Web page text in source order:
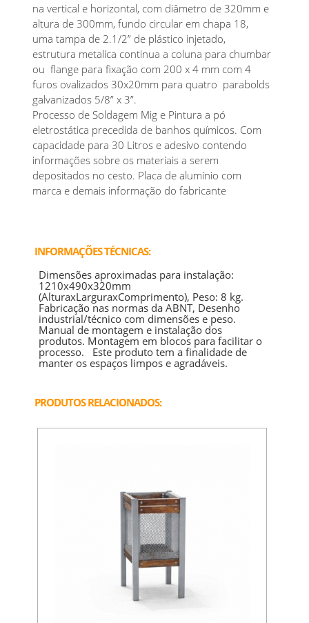
na vertical e horizontal, com diâmetro de 320mm e
altura de 300mm, fundo circular em chapa 18,
uma tampa de 2.1/2” de plástico injetado,
estrutura metalica continua a coluna para chumbar
ou flange para fixação com 200 x 4 mm com 4
furos ovalizados 30x20mm para quatro parabolds
galvanizados 5/8” x 3”.
Processo de Soldagem Mig e Pintura a pó
eletrostática precedida de banhos químicos. Com
capacidade para 30 Litros e adesivo contendo
informações sobre os materiais a serem
depositados no cesto. Placa de alumínio com
marca e demais informação do fabricante
INFORMAÇÕES TÉCNICAS:
Dimensões aproximadas para instalação:
1210x490x320mm
(AlturaxLarguraxComprimento), Peso: 8 kg.
Fabricação nas normas da ABNT, Desenho
industrial/técnico com dimensões e peso.
Manual de montagem e instalação dos
produtos. Montagem em blocos para facilitar o
processo. Este produto tem a finalidade de
manter os espaços limpos e agradáveis.
PRODUTOS RELACIONADOS: